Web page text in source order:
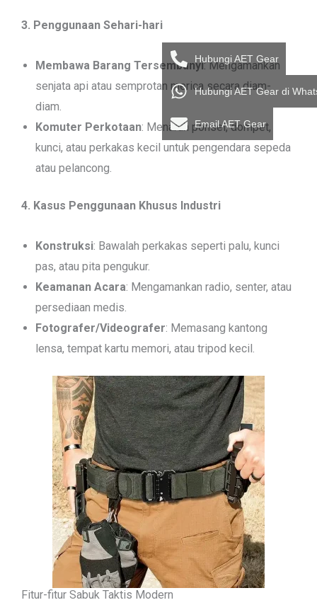
3. Penggunaan Sehari-hari
Membawa Barang Tersembunyi: Mengamankan
senjata api atau semprotan merica secara diam-
diam.
Komuter Perkotaan: Menaruh ponsel, dompet,
kunci, atau perkakas kecil untuk pengendara sepeda
atau pelancong.
4. Kasus Penggunaan Khusus Industri
Konstruksi: Bawalah perkakas seperti palu, kunci
pas, atau pita pengukur.
Keamanan Acara: Mengamankan radio, senter, atau
persediaan medis.
Fotografer/Videografer: Memasang kantong
lensa, tempat kartu memori, atau tripod kecil.
Fitur-fitur Sabuk Taktis Modern
Hubungi AET Gear
Hubungi AET Gear di
Email AET Gear